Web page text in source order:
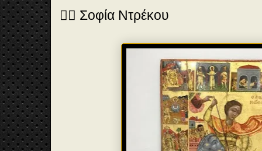
✍🏻 Σοφία Ντρέκου